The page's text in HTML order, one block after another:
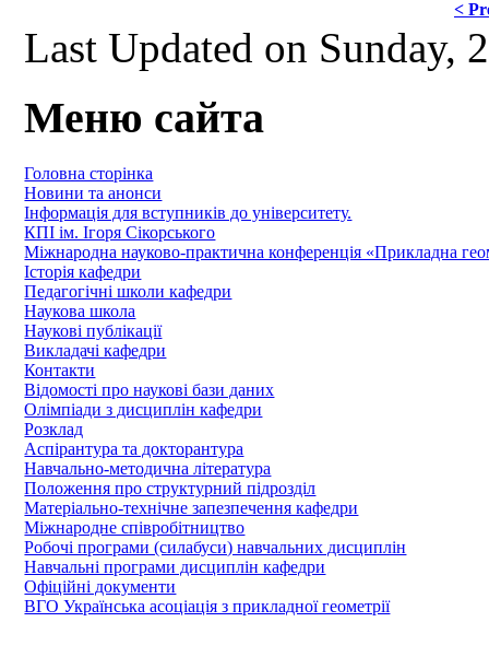
<
Last Updated on Sunday,
Меню сайта
Головна сторінка
Новини та анонси
Інформація для вступників до університету.
КПІ ім. Ігоря Сікорського
Міжнародна науково-практична конференція «Прикладна
Історія кафедри
Педагогічні школи кафедри
Наукова школа
Наукові публікації
Викладачі кафедри
Контакти
Відомості про наукові бази даних
Олімпіади з дисциплін кафедри
Розклад
Аспірантура та докторантура
Навчально-методична література
Положення про структурний підрозділ
Матеріально-технічне запезпечення кафедри
Міжнародне співробітництво
Робочі програми (силабуси) навчальних дисциплін
Навчальні програми дисциплін кафедри
Офіційні документи
ВГО Українська асоціація з прикладної геометрії